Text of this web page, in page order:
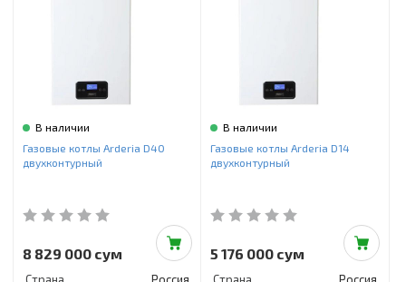
В наличии
Газовые котлы Arderia D40
двухконтурный
8 829 000 сум
В наличии
Газовые котлы Arderia D14
двухконтурный
5 176 000 сум